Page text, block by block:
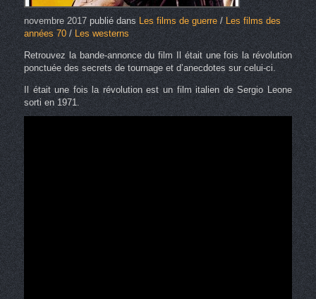
novembre 2017publié dans Les films de guerre/ Les films des
années 70/Les westerns
Retrouvez la bande-annonce du film Il était une fois la révolution
ponctuée des secrets de tournage et d’anecdotes sur celui-ci.
Il était une fois la révolution est un film italien de Sergio Leone
sorti en 1971.